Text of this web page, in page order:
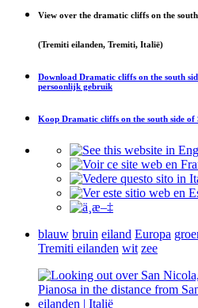
View over the dramatic cliffs on the
(Tremiti eilanden, Tremiti, Italië)
Download Dramatic cliffs on the south
persoonlijk gebruik
Koop Dramatic cliffs on the south side of
blauw bruin eiland Europa
Tremiti eilanden wit zee